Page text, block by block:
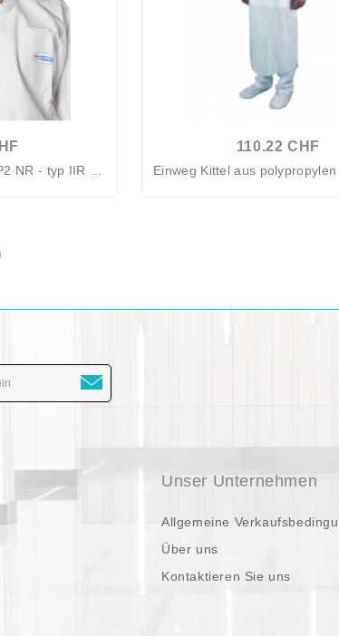
NR - typ IIR we
110.22 CHF
Einweg Kittel aus polypropylen
Unser Unternehmen
Allgemeine
Über uns
Kontaktieren Sie uns